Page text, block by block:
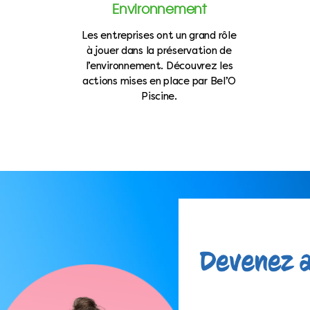
Environnement
Les entreprises ont un grand rôle
à jouer dans la préservation de
l’environnement. Découvrez les
actions mises en place par Bel’O
Piscine.